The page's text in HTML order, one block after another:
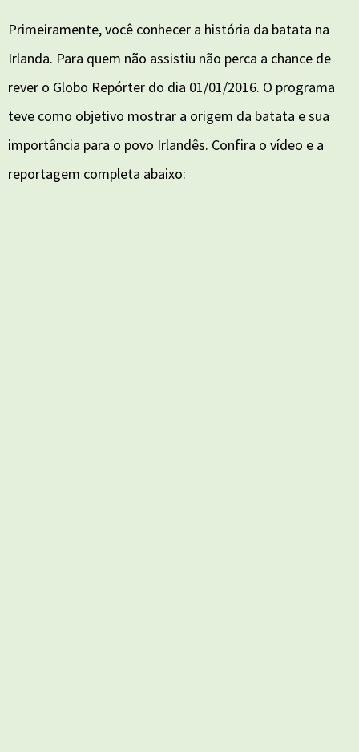
Primeiramente, você conhecer a história da batata na
Irlanda. Para quem não assistiu não perca a chance de
rever o Globo Repórter do dia 01/01/2016. O programa
teve como objetivo mostrar a origem da batata e sua
importância para o povo Irlandês. Confira o vídeo e a
reportagem completa abaixo: